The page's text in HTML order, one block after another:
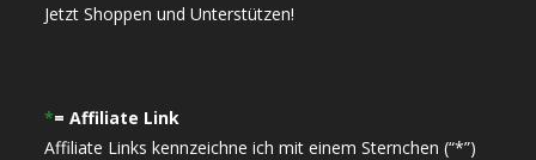
Jetzt Shoppen und Unterstützen!
*= Affiliate Link
Affiliate Links kennzeichne ich mit einem Sternchen (“*”)